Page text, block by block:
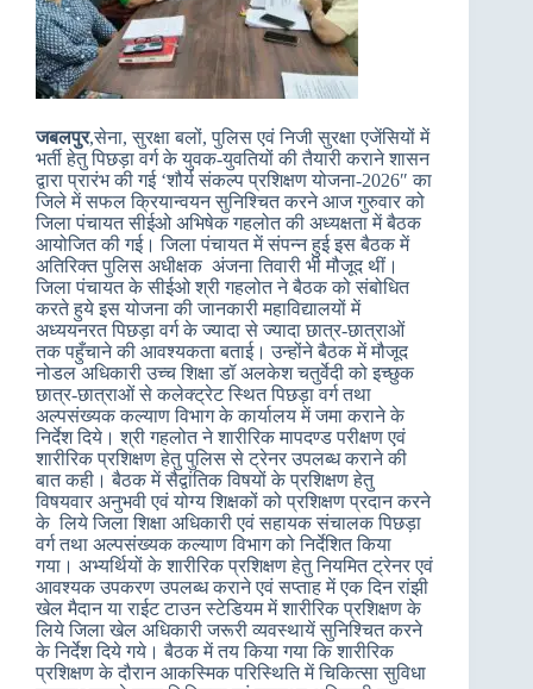
जबलपुर,सेना, सुरक्षा बलों, पुलिस एवं निजी सुरक्षा एजेंसियों में
भर्ती हेतु पिछड़ा वर्ग के युवक-युवतियों की तैयारी कराने शासन
द्वारा प्रारंभ की गई ‘शौर्य संकल्प प्रशिक्षण योजना-2026″ का
जिले में सफल क्रियान्वयन सुनिश्चित करने आज गुरुवार को
जिला पंचायत सीईओ अभिषेक गहलोत की अध्यक्षता में बैठक
आयोजित की गई। जिला पंचायत में संपन्न हुई इस बैठक में
अतिरिक्त पुलिस अधीक्षक अंजना तिवारी भी मौजूद थीं।
जिला पंचायत के सीईओ श्री गहलोत ने बैठक को संबोधित
करते हुये इस योजना की जानकारी महाविद्यालयों में
अध्ययनरत पिछड़ा वर्ग के ज्यादा से ज्यादा छात्र-छात्राओं
तक पहुँचाने की आवश्यकता बताई। उन्होंने बैठक में मौजूद
नोडल अधिकारी उच्च शिक्षा डॉ अलकेश चतुर्वेदी को इच्छुक
छात्र-छात्राओं से कलेक्ट्रेट स्थित पिछड़ा वर्ग तथा
अल्पसंख्यक कल्याण विभाग के कार्यालय में जमा कराने के
निर्देश दिये। श्री गहलोत ने शारीरिक मापदण्ड परीक्षण एवं
शारीरिक प्रशिक्षण हेतु पुलिस से ट्रेनर उपलब्ध कराने की
बात कही। बैठक में सैद्वांतिक विषयों के प्रशिक्षण हेतु
विषयवार अनुभवी एवं योग्य शिक्षकों को प्रशिक्षण प्रदान करने
के लिये जिला शिक्षा अधिकारी एवं सहायक संचालक पिछड़ा
वर्ग तथा अल्पसंख्यक कल्याण विभाग को निर्देशित किया
गया। अभ्यर्थियों के शारीरिक प्रशिक्षण हेतु नियमित ट्रेनर एवं
आवश्यक उपकरण उपलब्ध कराने एवं सप्ताह में एक दिन रांझी
खेल मैदान या राईट टाउन स्टेडियम में शारीरिक प्रशिक्षण के
लिये जिला खेल अधिकारी जरूरी व्यवस्थायें सुनिश्चित करने
के निर्देश दिये गये। बैठक में तय किया गया कि शारीरिक
प्रशिक्षण के दौरान आकस्मिक परिस्थिति में चिकित्सा सुविधा